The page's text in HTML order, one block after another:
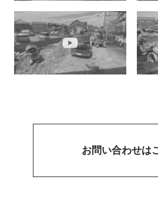
お問い合わせは